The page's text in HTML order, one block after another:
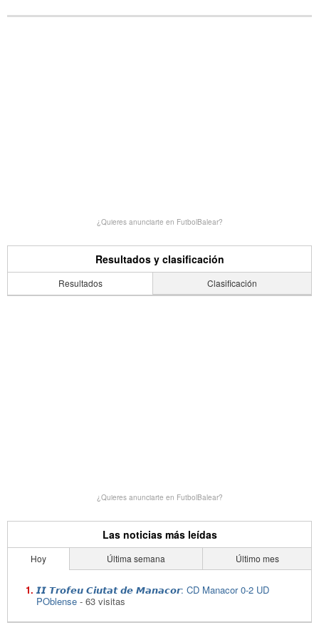
¿Quieres anunciarte en FutbolBalear?
Resultados y clasificación
Resultados Clasificación
¿Quieres anunciarte en FutbolBalear?
Las noticias más leídas
Hoy Última semana Último mes
𝙄𝙄 𝙏𝙧𝙤𝙛𝙚𝙪 𝘾𝙞𝙪𝙩𝙖𝙩 𝙙𝙚 𝙈𝙖𝙣𝙖𝙘𝙤𝙧: CD Manacor 0-2 UD
POblense - 63 visitas